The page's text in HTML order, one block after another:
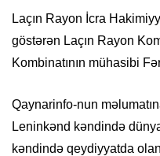
Laçın Rayon İcra
göstərən Laçın Rayon
Kombinatının mühasibi
Qaynarinfo-nun
Leninkənd kəndində
kəndində qeydiyyatda